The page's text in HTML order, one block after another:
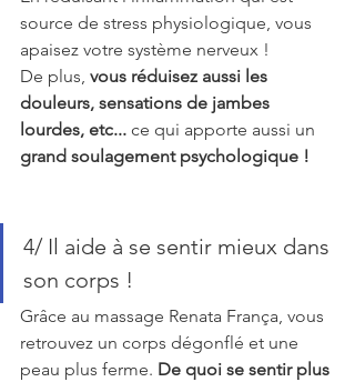
source de stress physiologique, vous
apaisez votre système nerveux !
De plus, vous réduisez aussi les
douleurs, sensations de jambes
lourdes, etc... ce qui apporte aussi un
grand soulagement psychologique !
4/ Il aide à se sentir mieux dans
son corps !
Grâce au massage Renata França, vous
retrouvez un corps dégonflé et une
peau plus ferme. De quoi se sentir plus